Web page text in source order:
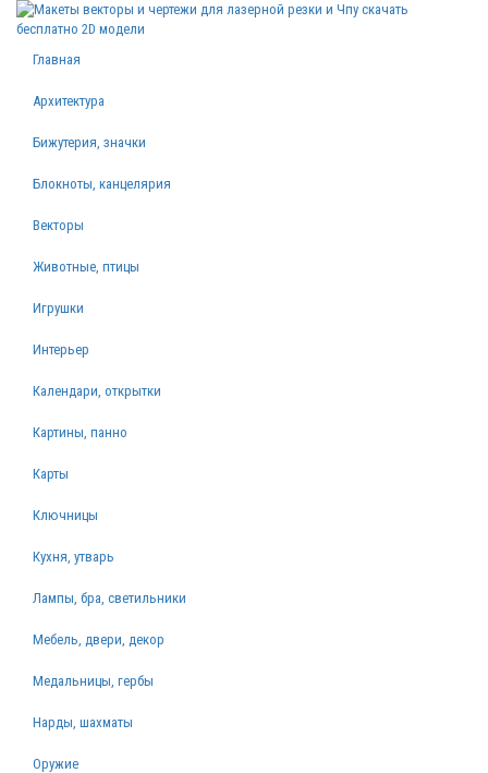
Главная
Архитектура
Бижутерия, значки
Блокноты, канцелярия
Векторы
Животные, птицы
Игрушки
Интерьер
Календари, открытки
Картины, панно
Карты
Ключницы
Кухня, утварь
Лампы, бра, светильники
Мебель, двери, декор
Медальницы, гербы
Нарды, шахматы
Оружие